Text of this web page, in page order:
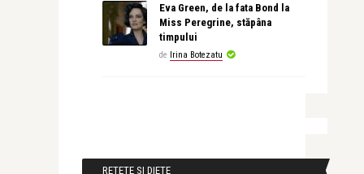
Eva Green, de la fata Bond la
Miss Peregrine, stăpâna
timpului
de Irina Botezatu
RETETE SI DIETE